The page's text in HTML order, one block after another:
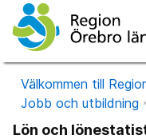
Välkommen till
Jobb och utbildning
Lön och